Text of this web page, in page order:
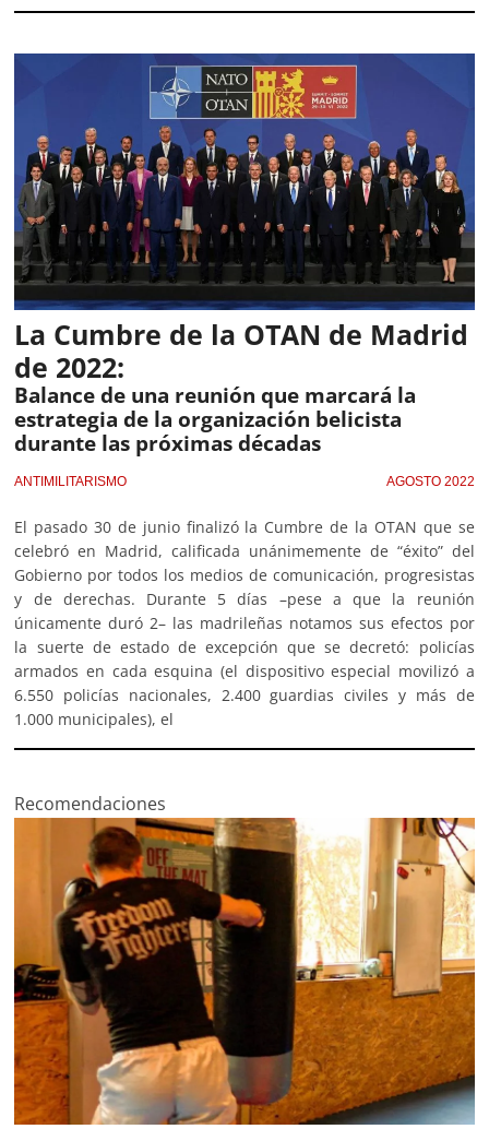
La Cumbre de la OTAN de Madrid
de 2022:
Balance de una reunión que marcará la
estrategia de la organización belicista
durante las próximas décadas
ANTIMILITARISMO AGOSTO 2022
El pasado 30 de junio finalizó la Cumbre de la OTAN que se
celebró en Madrid, calificada unánimemente de “éxito” del
Gobierno por todos los medios de comunicación, progresistas
y de derechas. Durante 5 días –pese a que la reunión
únicamente duró 2– las madrileñas notamos sus efectos por
la suerte de estado de excepción que se decretó: policías
armados en cada esquina (el dispositivo especial movilizó a
6.550 policías nacionales, 2.400 guardias civiles y más de
1.000 municipales), el
Recomendaciones